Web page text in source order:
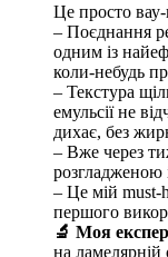
спричинити
Якщо ви
поступово
його на ніч і
У разі
або лущення
природний
Ми
Це просто
– Поєднання
одним із
коли-небудь
– Текстура
емульсії не
дихає, без
– Вже через
розгладженою
– Це мій must-
першого
🔬 Моя
на ламелярній